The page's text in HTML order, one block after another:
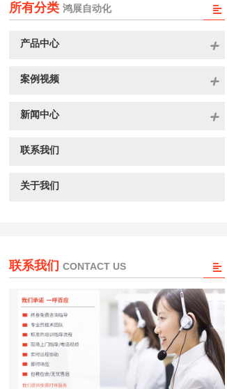
所有分类 鸿展自动化
产品中心
案例视频
新闻中心
联系我们
关于我们
联系我们 CONTACT US